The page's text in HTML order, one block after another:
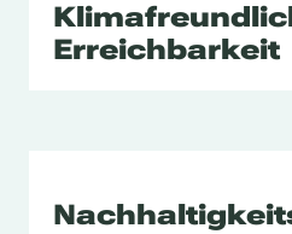
Erreichbarkeit